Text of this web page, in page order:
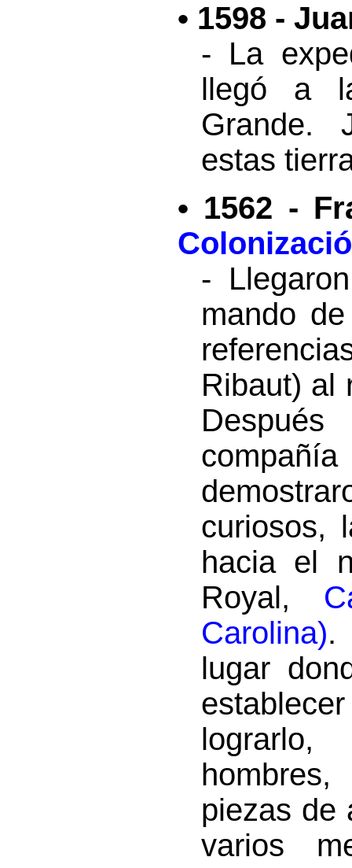
• 1598 -
- La
llegó a
Grande.
estas
• 1562 -
-
mando
Ribaut) al
curiosos,
hacia el
Royal,
Carolina).
lugar
lograrlo,
piezas de
varios